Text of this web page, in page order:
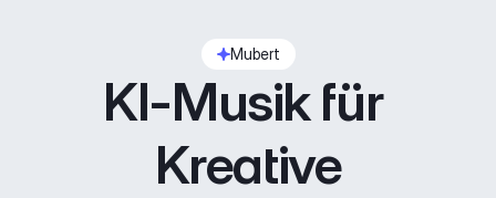
Mubert
KI-Musik für
Kreative